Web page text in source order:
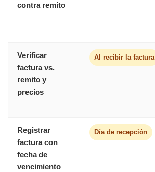
contra remito
Verificar
factura vs.
remito y
precios
Al recibir la factura
Registrar
factura con
fecha de
vencimiento
Día de recepción